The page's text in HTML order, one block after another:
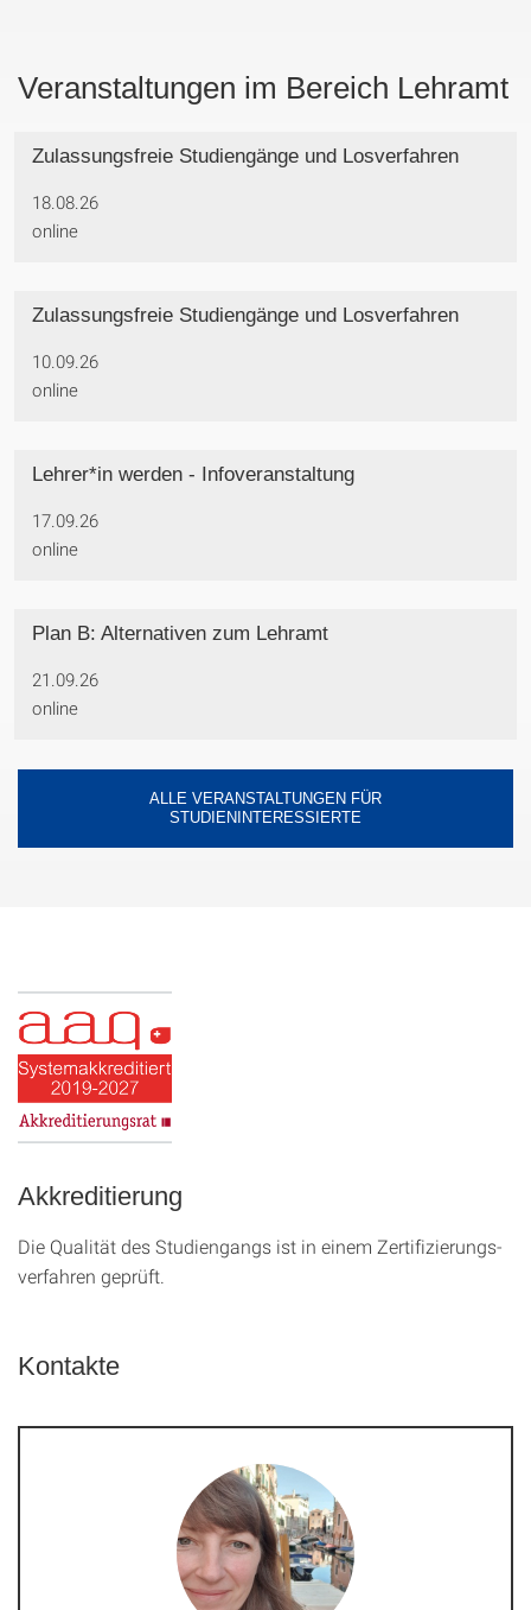
Veranstaltungen im Bereich Lehramt
Zulassungsfreie Studiengänge und Losverfahren
18.08.26
online
Zulassungsfreie Studiengänge und Losverfahren
10.09.26
online
Lehrer*in werden - Infoveranstaltung
17.09.26
online
Plan B: Alternativen zum Lehramt
21.09.26
online
ALLE VERANSTALTUNGEN FÜR
STUDIENINTERESSIERTE
Akkreditierung
Die Qualität des Studien­gangs ist in einem Zer­ti­fizier­ungs­
ver­fahren geprüft.
Kontakte